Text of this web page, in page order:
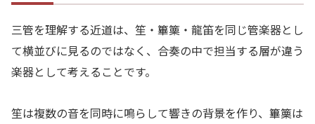
三管を理解する近道は、笙・篳篥・龍笛を同じ管楽器とし
て横並びに見るのではなく、合奏の中で担当する層が違う
楽器として考えることです。
笙は複数の音を同時に鳴らして響きの背景を作り、篳篥は